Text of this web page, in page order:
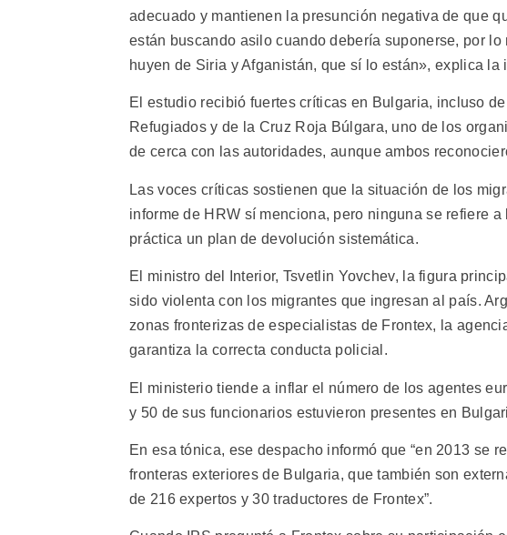
adecuado y mantienen la presunción negativa de que
están buscando asilo cuando debería suponerse, por
huyen de Siria y Afganistán, que sí lo están», explica la
El estudio recibió fuertes críticas en Bulgaria, incluso
Refugiados y de la Cruz Roja Búlgara, uno de los
de cerca con las autoridades, aunque ambos
Las voces críticas sostienen que la situación de los
informe de HRW sí menciona, pero ninguna se refiere
práctica un plan de devolución sistemática.
El ministro del Interior, Tsvetlin Yovchev, la figura
sido violenta con los migrantes que ingresan al país.
zonas fronterizas de especialistas de Frontex, la
garantiza la correcta conducta policial.
El ministerio tiende a inflar el número de los agentes
y 50 de sus funcionarios estuvieron presentes en
En esa tónica, ese despacho informó que “en 2013 se
fronteras exteriores de Bulgaria, que también son
de 216 expertos y 30 traductores de Frontex”.